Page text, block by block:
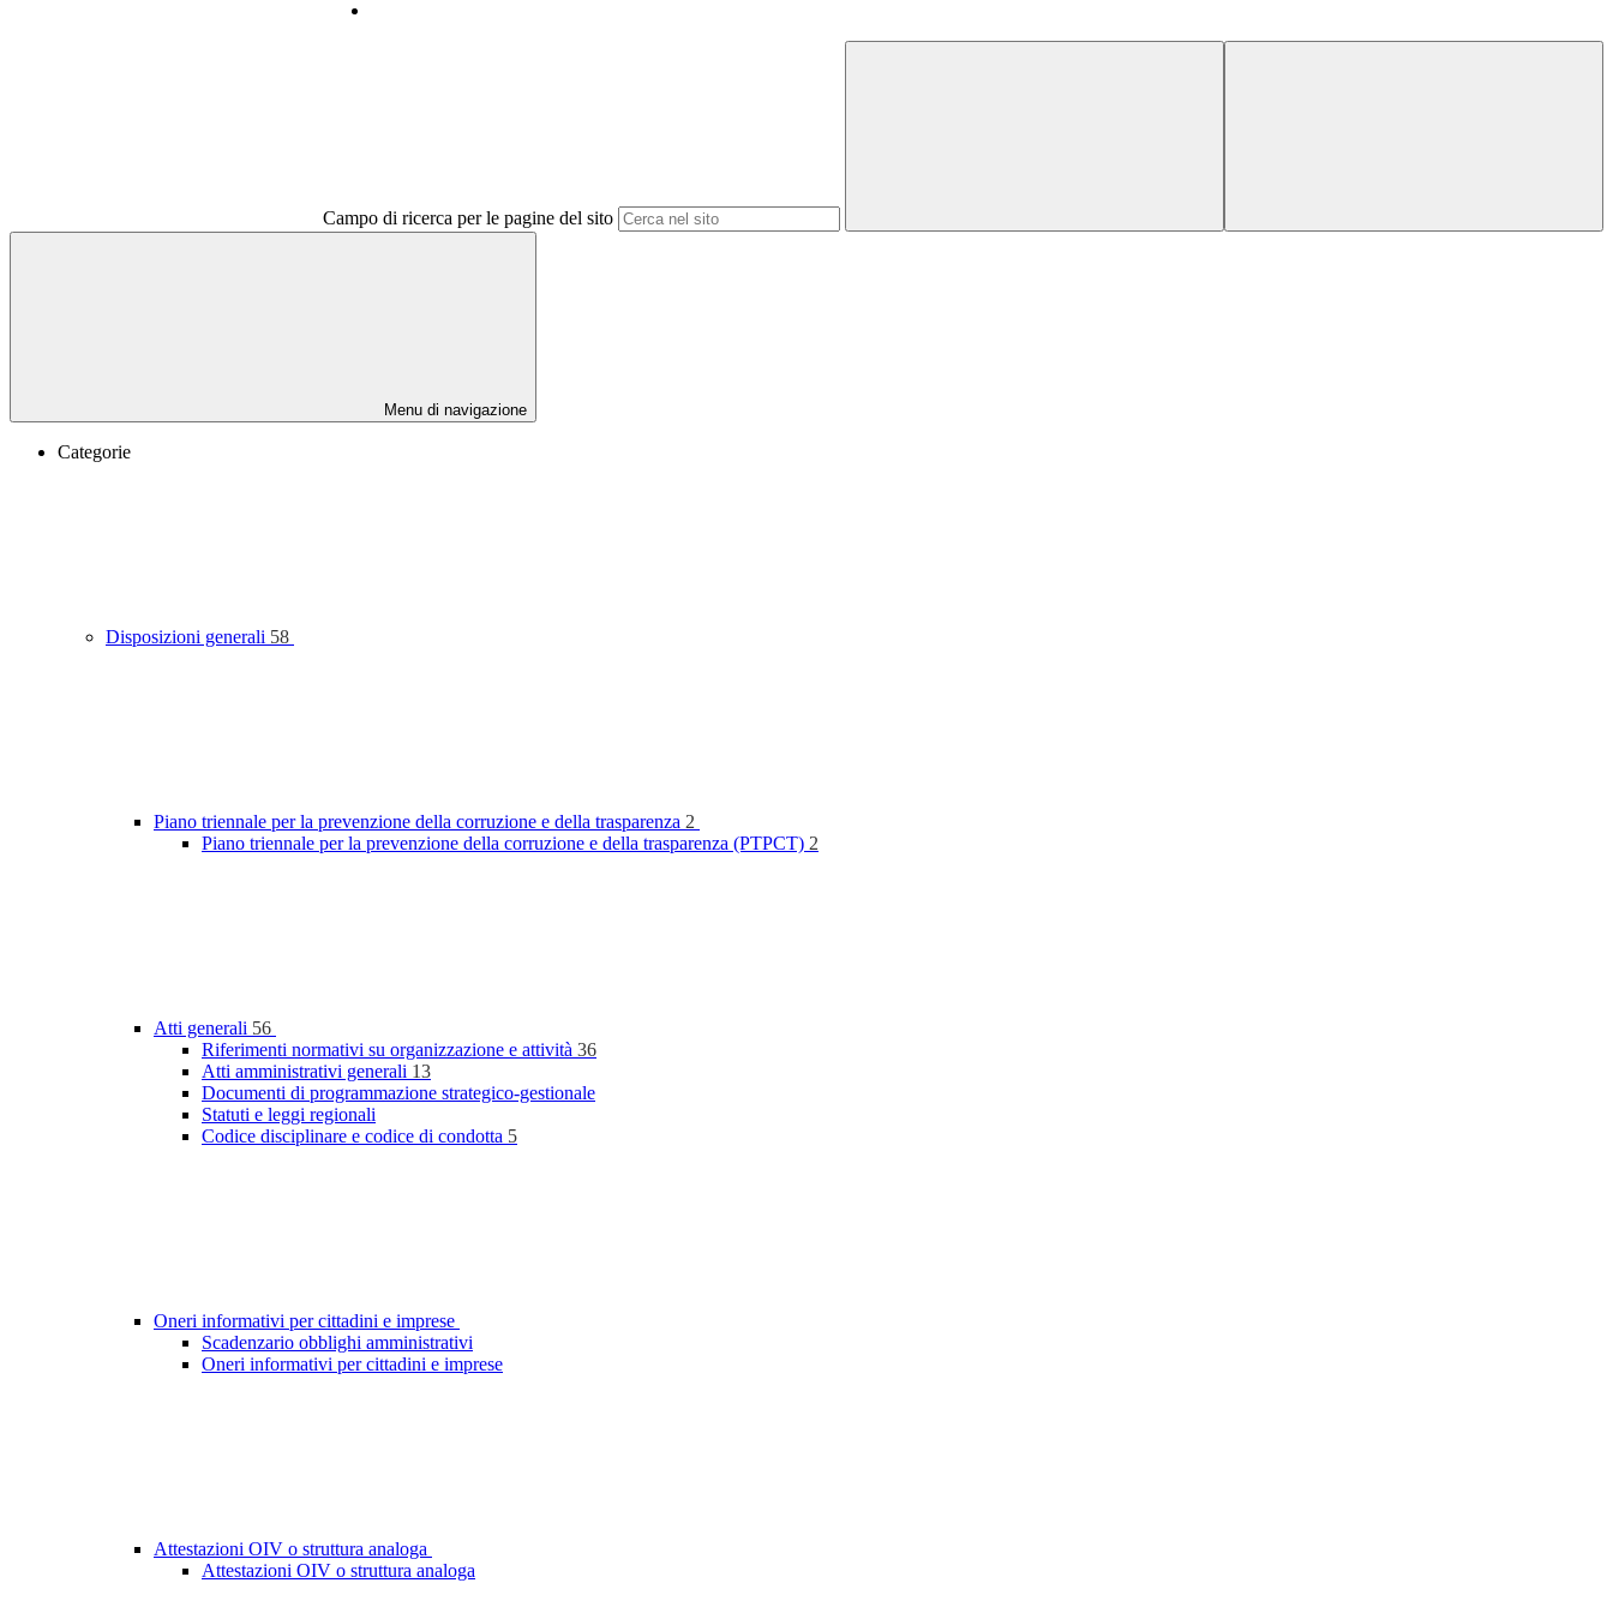
Campo di ricerca per le pagine del sito
Menu di navigazione
Categorie
Disposizioni generali 58
Piano triennale per la prevenzione della corruzione e della trasparenza 2
Piano triennale per la prevenzione della corruzione e della trasparenza (PTPCT) 2
Atti generali 56
Riferimenti normativi su organizzazione e attività 36
Atti amministrativi generali 13
Documenti di programmazione strategico-gestionale
Statuti e leggi regionali
Codice disciplinare e codice di condotta 5
Oneri informativi per cittadini e imprese
Scadenzario obblighi amministrativi
Oneri informativi per cittadini e imprese
Attestazioni OIV o struttura analoga
Attestazioni OIV o struttura analoga